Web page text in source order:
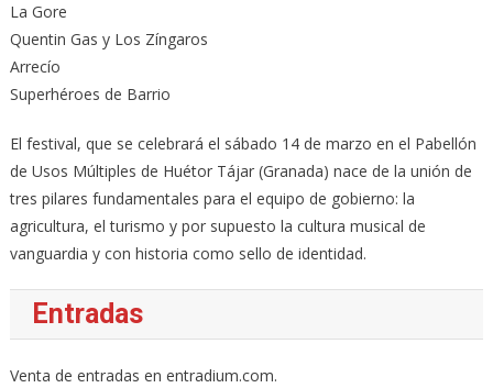
La Gore
Quentin Gas y Los Zíngaros
Arrecío
Superhéroes de Barrio
El festival, que se celebrará el sábado 14 de marzo en el Pabellón
de Usos Múltiples de Huétor Tájar (Granada) nace de la unión de
tres pilares fundamentales para el equipo de gobierno: la
agricultura, el turismo y por supuesto la cultura musical de
vanguardia y con historia como sello de identidad.
Entradas
Venta de entradas en entradium.com.